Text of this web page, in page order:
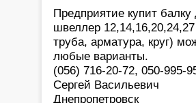
Предприятие купит
швеллер
труба, арматура, круг)
любые варианты.
(056) 716-20-72, 050-995-
Сергей Васильевич
Днепропетровск